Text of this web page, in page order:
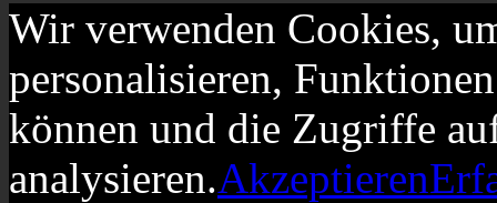
Wir verwenden Cookies,
personalisieren,
können und die Zugriffe
analysieren.Akzeptieren